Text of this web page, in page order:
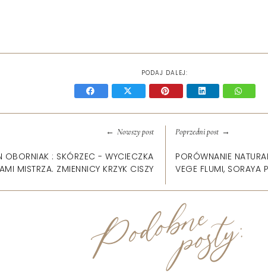
PODAJ DALEJ:
← Nowszy post
OBORNIAK : SKÓRZEC - WYCIECZKA
MISTRZA. ZMIENNICY KRZYK CISZY
Poprzedni post →
PORÓWNANIE
VEGE FLUMI, SORAYA